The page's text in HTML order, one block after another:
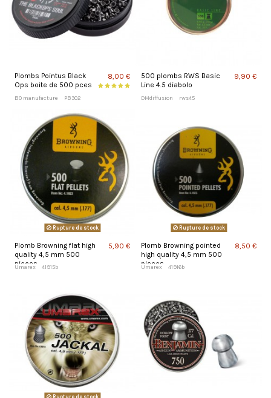
Plombs Pointus Black
Ops boite de 500 pces
BO manufacture PB302
8,00 €
500 plombs RWS Basic
Line 4.5 diabolo
DMdiffusion rws45
9,90 €
Rupture de stock
Plomb Browning flat high
quality 4,5 mm 500
pieces
Umarex 41915b
5,90 €
Rupture de stock
Plomb Browning pointed
high quality 4,5 mm 500
pieces
Umarex 41916b
8,50 €